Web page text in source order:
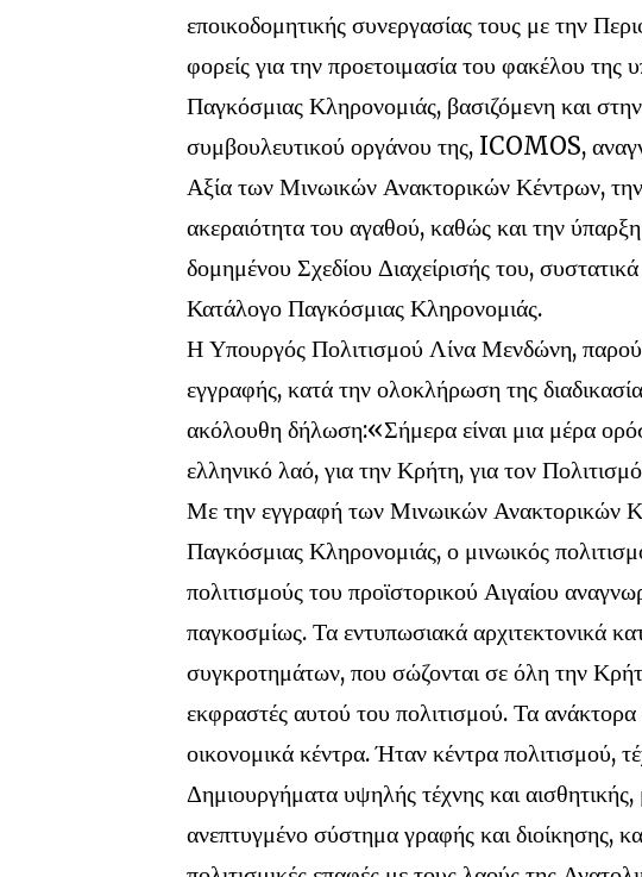
εποικοδομητικής συνεργασίας τους με την
φορείς για την προετοιμασία του φακέλου της
Παγκόσμιας Κληρονομιάς, βασιζόμενη και
συμβουλευτικού οργάνου της, ICOMOS,
Αξία των Μινωικών Ανακτορικών Κέντρων, την
ακεραιότητα του αγαθού, καθώς και την
δομημένου Σχεδίου Διαχείρισής του,
Κατάλογο Παγκόσμιας Κληρονομιάς.
Η Υπουργός Πολιτισμού Λίνα Μενδώνη,
εγγραφής, κατά την ολοκλήρωση της
ακόλουθη δήλωση:«Σήμερα είναι μια μέρα
ελληνικό λαό, για την Κρήτη, για τον
Με την εγγραφή των Μινωικών Ανακτορικών
Παγκόσμιας Κληρονομιάς, ο μινωικός
πολιτισμούς του προϊστορικού Αιγαίου
παγκοσμίως. Τα εντυπωσιακά αρχιτεκτονικά
συγκροτημάτων, που σώζονται σε όλη την
εκφραστές αυτού του πολιτισμού. Τα ανάκτορα
οικονομικά κέντρα. Ήταν κέντρα πολιτισμού,
Δημιουργήματα υψηλής τέχνης και αισθητικής,
ανεπτυγμένο σύστημα γραφής και διοίκησης,